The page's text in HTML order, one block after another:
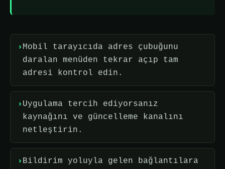
Mobil tarayıcıda adres çubuğunu
daralan menüden tekrar açıp tam
adresi kontrol edin.
Uygulama tercih ediyorsanız
kaynağını ve güncelleme kanalını
netleştirin.
Bildirim yoluyla gelen bağlantılara